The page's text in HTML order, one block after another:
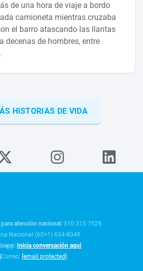
de una hora de viaje a bordo
camioneta mientras cruzaba
el barro atascando las llantas
decenas de hombres, entre
HISTORIAS DE VIDA
para atención nacional:310 315 7529
Nacional (60+1) 634-8049
Inicia conversación aquí
Correo: [email protected]